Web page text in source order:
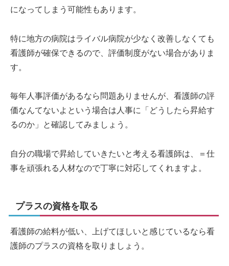
になってしまう可能性もあります。
特に地方の病院はライバル病院が少なく改善しなくても
看護師が確保できるので、評価制度がない場合がありま
す。
毎年人事評価があるなら問題ありませんが、看護師の評
価なんてないよという場合は人事に「どうしたら昇給す
るのか」と確認してみましょう。
自分の職場で昇給していきたいと考える看護師は、＝仕
事を頑張れる人材なので丁寧に対応してくれますよ。
プラスの資格を取る
看護師の給料が低い、上げてほしいと感じているなら看
護師のプラスの資格を取りましょう。